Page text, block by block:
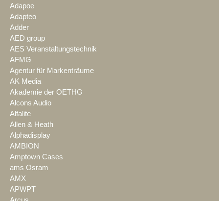
Adapoe
Adapteo
Adder
AED group
AES Veranstaltungstechnik
AFMG
Agentur für Markenträume
AK Media
Akademie der OETHG
Alcons Audio
Alfalite
Allen & Heath
Alphadisplay
AMBION
Amptown Cases
ams Osram
AMX
APWPT